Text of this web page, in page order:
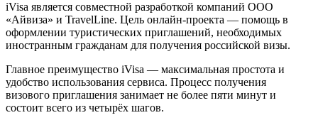
iVisa является совместной разработкой компаний ООО
«Айвиза» и TravelLine. Цель онлайн-проекта — помощь в
оформлении туристических приглашений, необходимых
иностранным гражданам для получения российской визы.
Главное преимущество iVisa — максимальная простота и
удобство использования сервиса. Процесс получения
визового приглашения занимает не более пяти минут и
состоит всего из четырёх шагов.